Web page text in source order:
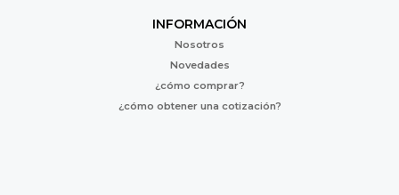
INFORMACIÓN
Nosotros
Novedades
¿cómo comprar?
¿cómo obtener una cotización?